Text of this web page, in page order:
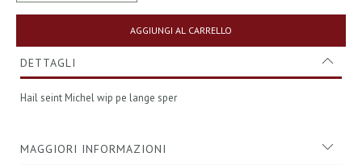
AGGIUNGI AL CARRELLO
DETTAGLI
Hail seint Michel wip pe lange sper
MAGGIORI INFORMAZIONI